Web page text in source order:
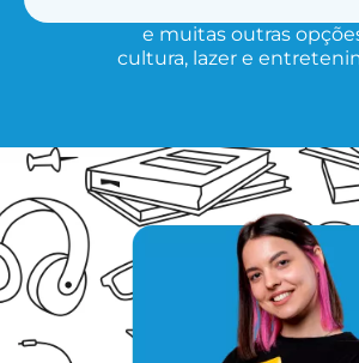
e muitas outras
cultura, lazer e